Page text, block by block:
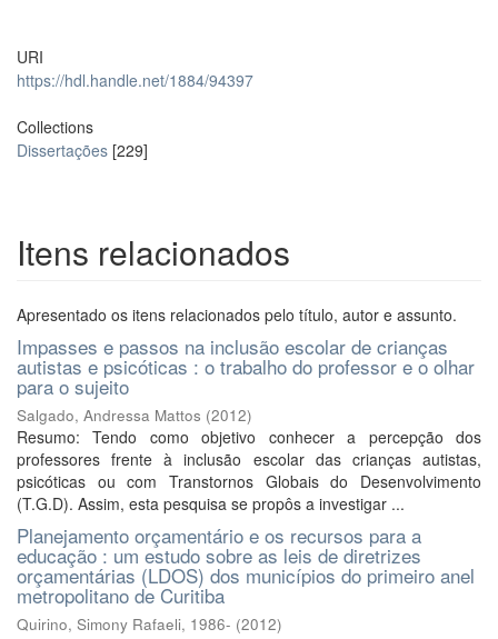
URI
https://hdl.handle.net/1884/94397
Collections
Dissertações [229]
Itens relacionados
Apresentado os itens relacionados pelo título, autor e assunto.
Impasses e passos na inclusão escolar de crianças
autistas e psicóticas : o trabalho do professor e o olhar
para o sujeito
Salgado, Andressa Mattos (2012)
Resumo: Tendo como objetivo conhecer a percepção dos
professores frente à inclusão escolar das crianças autistas,
psicóticas ou com Transtornos Globais do Desenvolvimento
(T.G.D). Assim, esta pesquisa se propôs a investigar ...
Planejamento orçamentário e os recursos para a
educação : um estudo sobre as leis de diretrizes
orçamentárias (LDOS) dos municípios do primeiro anel
metropolitano de Curitiba
Quirino, Simony Rafaeli, 1986- (2012)